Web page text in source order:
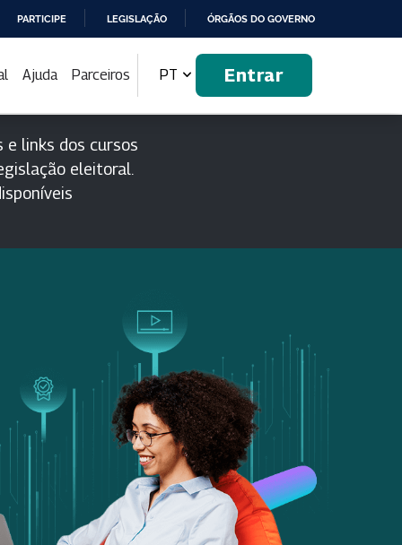
PARTICIPE LEGISLAÇÃO ÓRGÃOS DO GOVERNO
Ajuda Parceiros PT Entrar
e links dos cursos
eleitoral.